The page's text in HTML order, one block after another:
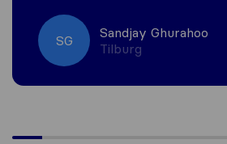
SG
Sandjay Ghurahoo
Tilburg